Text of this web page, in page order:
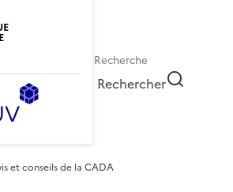
Rechercher
et conseils de la CADA